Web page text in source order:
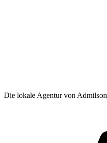
Die lokale Agentur von Admilson